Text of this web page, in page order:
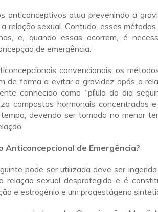
anticonceptivos atua prevenindo a
relação sexual. Contudo, esses
e, quando essas ocorrem, é
de emergência.
convencionais, os
de forma a evitar a gravidez após a
conhecido como “pílula do dia
compostos hormonais concentrados
devendo ser tomado no menor
Anticoncepcional de Emergência?
pode ser utilizada deve ser
relação sexual desprotegida e é
e estrogênio e um progestágeno